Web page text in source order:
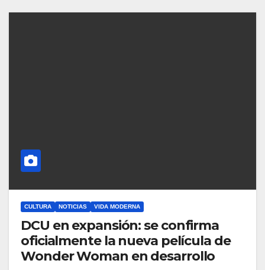
CULTURA NOTICIAS VIDA MODERNA
DCU en expansión: se confirma
oficialmente la nueva película de
Wonder Woman en desarrollo